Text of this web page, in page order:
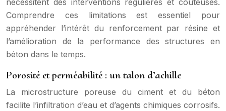
nécessitent des interventions régulières et coûteuses.
Comprendre ces limitations est essentiel pour
appréhender l’intérêt du renforcement par résine et
l’amélioration de la performance des structures en
béton dans le temps.
Porosité et perméabilité : un talon d’achille
La microstructure poreuse du ciment et du béton
facilite l’infiltration d’eau et d’agents chimiques corrosifs.